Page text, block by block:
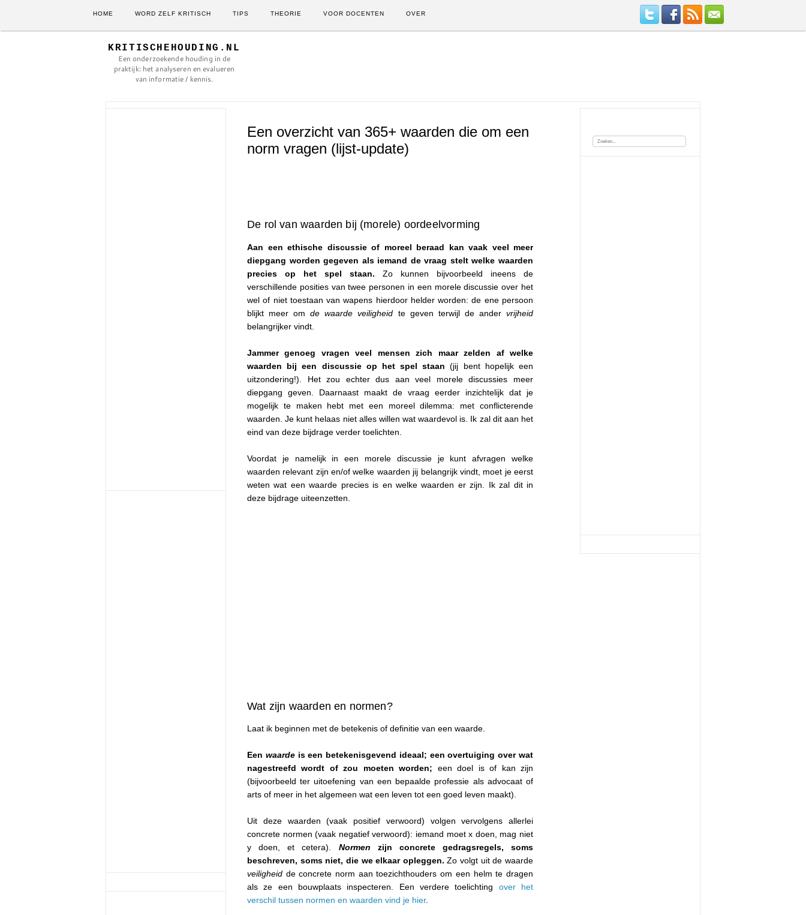
HOME WORD ZELF KRITISCH TIPS THEORIE VOOR DOCENTEN OVER
KRITISCHEHOUDING.NL
Een onderzoekende houding in de
praktijk: het analyseren en evalueren
van informatie / kennis.
Een overzicht van 365+ waarden die om een
norm vragen (lijst-update)
De rol van waarden bij (morele) oordeelvorming
Aan een ethische discussie of moreel beraad kan vaak veel meer
diepgang worden gegeven als iemand de vraag stelt welke waarden
precies op het spel staan. Zo kunnen bijvoorbeeld ineens de
verschillende posities van twee personen in een morele discussie over het
wel of niet toestaan van wapens hierdoor helder worden: de ene persoon
blijkt meer omde waarde veiligheid te geven terwijl de andervrijheid
belangrijker vindt.
Jammer genoeg vragen veel mensen zich maar zelden af welke
waarden bij een discussie op het spel staan (jij bent hopelijk een
uitzondering!). Het zou echter dus aan veel morele discussies meer
diepgang geven. Daarnaast maakt de vraag eerder inzichtelijk dat je
mogelijk te maken hebt met een moreel dilemma: met conflicterende
waarden. Je kunt helaas niet alles willen wat waardevol is. Ik zal dit aan het
eind van deze bijdrage verder toelichten.
Voordat je namelijk in een morele discussie je kunt afvragen welke
waarden relevant zijn en/of welke waarden jij belangrijk vindt, moet je eerst
weten wat een waarde precies is en welke waarden er zijn. Ik zal dit in
deze bijdrage uiteenzetten.
Wat zijn waarden en normen?
Laat ik beginnen met de betekenis of definitie van een waarde.
Een waardeis een betekenisgevend ideaal; een overtuiging over wat
nagestreefd wordt of zou moeten worden; een doel is of kan zijn
(bijvoorbeeld ter uitoefening van een bepaalde professie als advocaat of
arts of meer in het algemeen wat een leven tot een goed leven maakt).
Uit deze waarden (vaak positief verwoord) volgen vervolgens allerlei
concrete normen (vaak negatief verwoord): iemand moet x doen, mag niet
y doen, et cetera). Normen zijn concrete gedragsregels, soms
beschreven, soms niet, die we elkaar opleggen. Zo volgt uit de waarde
veiligheid de concrete norm aan toezichthouders om een helm te dragen
als ze een bouwplaats inspecteren. Een verdere toelichting over het
verschil tussen normen en waarden vind je hier.